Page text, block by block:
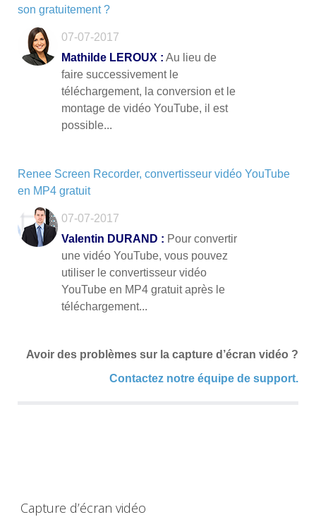
son gratuitement ?
07-07-2017
Mathilde LEROUX : Au lieu de
faire successivement le
téléchargement, la conversion et le
montage de vidéo YouTube, il est
possible...
Renee Screen Recorder, convertisseur vidéo YouTube
en MP4 gratuit
07-07-2017
Valentin DURAND : Pour convertir
une vidéo YouTube, vous pouvez
utiliser le convertisseur vidéo
YouTube en MP4 gratuit après le
téléchargement...
Avoir des problèmes sur la capture d’écran vidéo ?
Contactez notre équipe de support.
Capture d’écran vidéo